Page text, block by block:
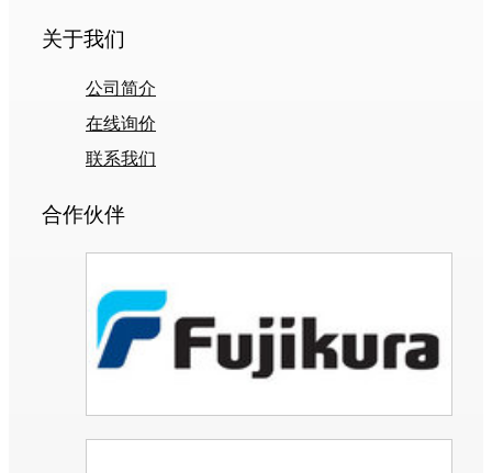
关于我们
公司简介
在线询价
联系我们
合作伙伴